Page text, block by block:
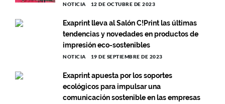
NOTICIA 12 DE OCTUBRE DE 2023
Exaprint lleva al Salón C!Print las últimas
tendencias y novedades en productos de
impresión eco-sostenibles
NOTICIA 19 DE SEPTIEMBRE DE 2023
Exaprint apuesta por los soportes
ecológicos para impulsar una
comunicación sostenible en las empresas